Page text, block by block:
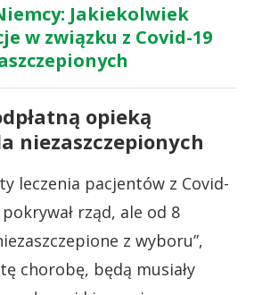
Jakiekolwiek
w związku z Covid-19
opieką
niezaszczepionych
leczenia pacjentów z Covid-
rząd, ale od 8
z wyboru”,
chorobę, będą musiały